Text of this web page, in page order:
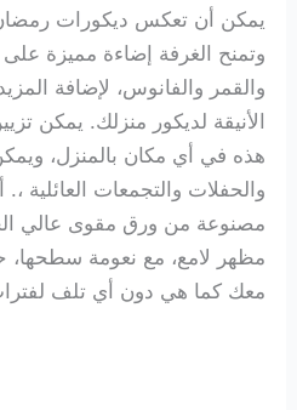
يمكن أن تعكس ديكورات رمضان
وتمنح الغرفة إضاءة مميزة
والقمر والفانوس، لإضافة
الأنيقة لديكور منزلك. يمكن
هذه في أي مكان بالمنزل،
والحفلات والتجمعات العائلية
مصنوعة من ورق مقوى عالي
مظهر لامع، مع نعومة سطحها،
معك كما هي دون أي تلف